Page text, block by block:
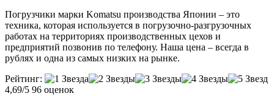
Погрузчики марки Komatsu производства Японии – это
техника, которая используется в погрузочно-разгрузочных
работах на территориях производственных цехов и
предприятий позвонив по телефону. Наша цена – всегда в
рублях и одна из самых низких на рынке.
Рейтинг:
4,69/5 96 оценок